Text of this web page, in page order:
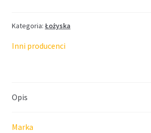
Kategoria: Łożyska
Inni producenci
Opis
Marka